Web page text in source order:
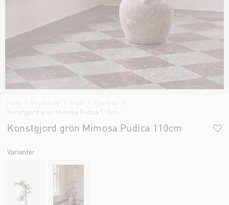
Hem Produkter Träd
Fler träd
Konstgjord grön Mimosa Pudica 110cm
Konstgjord grön Mimosa Pudica 110cm
Varianter